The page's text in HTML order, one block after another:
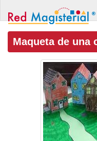
Maqueta de una